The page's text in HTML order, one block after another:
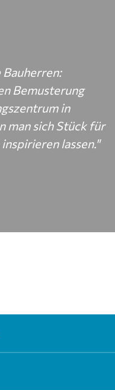
Bemusterung
in
man sich Stück für
lassen."